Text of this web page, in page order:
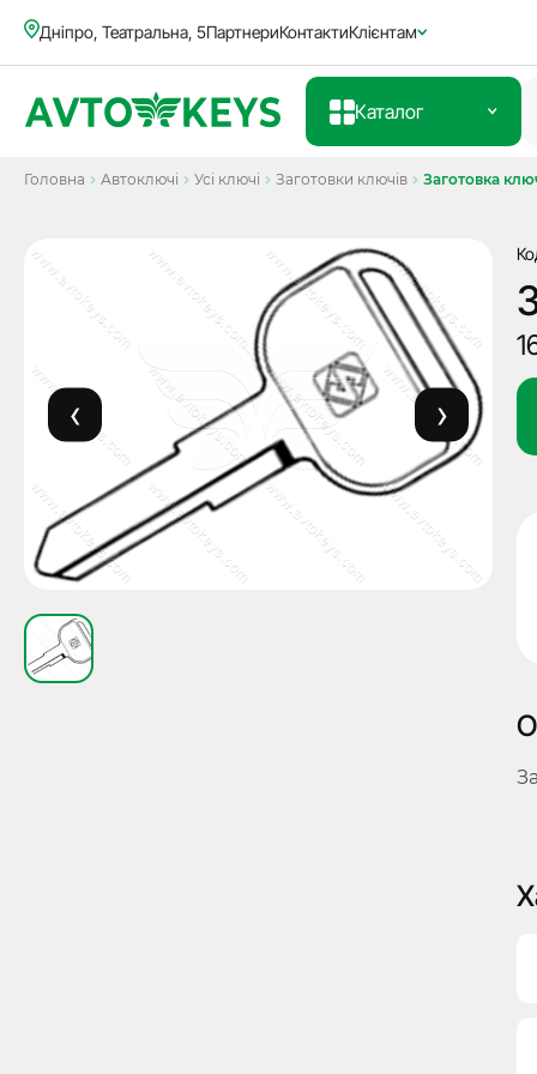
Дніпро, Театральна, 5ПартнериКонтактиКлієнтам
Каталог
Головна Автоключі Усі ключі Заготовки ключів Заготовка